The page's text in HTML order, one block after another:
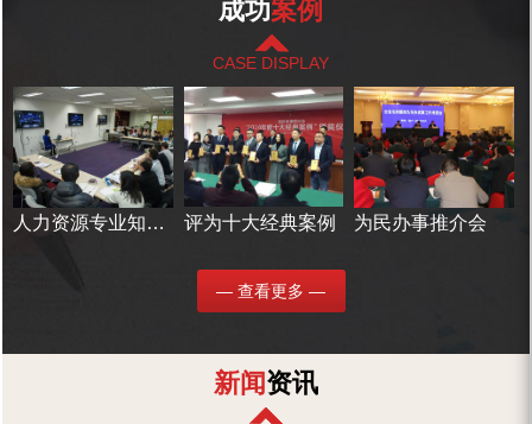
成功案例
CASE DISPLAY
人力资源专业知识培训 评为十大经典案例 为民办事推介会
— 查看更多 —
新闻资讯